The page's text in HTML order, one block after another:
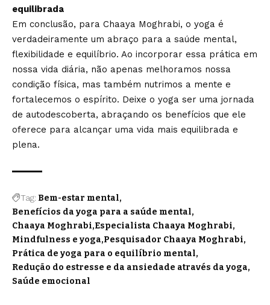
equilibrada
Em conclusão, para Chaaya Moghrabi, o yoga é
verdadeiramente um abraço para a saúde mental,
flexibilidade e equilíbrio. Ao incorporar essa prática em
nossa vida diária, não apenas melhoramos nossa
condição física, mas também nutrimos a mente e
fortalecemos o espírito. Deixe o yoga ser uma jornada
de autodescoberta, abraçando os benefícios que ele
oferece para alcançar uma vida mais equilibrada e
plena.
Tag: Bem-estar mental
Benefícios da yoga para a saúde mental
Chaaya Moghrabi Especialista Chaaya Moghrabi
Mindfulness e yoga Pesquisador Chaaya Moghrabi
Prática de yoga para o equilíbrio mental
Redução do estresse e da ansiedade através da yoga
Saúde emocional